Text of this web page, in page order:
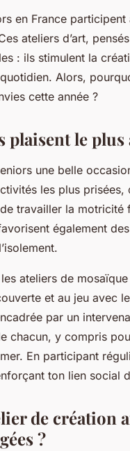
en France
ateliers d’art,
: ils stimulent la
Alors,
cette année ?
plaisent le plus
une belle
les plus
travailler la motricité
également
ateliers de
et au jeu avec
par un
chacun, y compris
En participant
ton lien social
de création
?